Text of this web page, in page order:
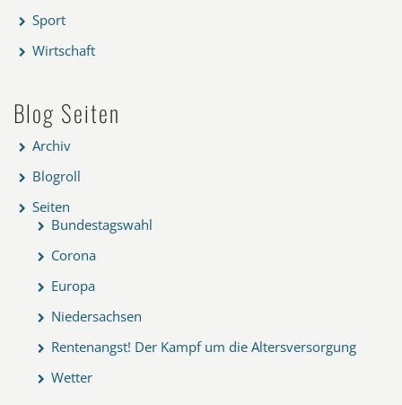
Sport
Wirtschaft
Blog Seiten
Archiv
Blogroll
Seiten
Bundestagswahl
Corona
Europa
Niedersachsen
Rentenangst! Der Kampf um die Altersversorgung
Wetter